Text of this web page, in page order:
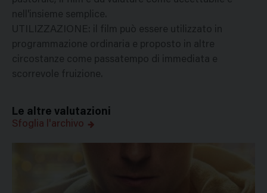
nell'insieme semplice.
UTILIZZAZIONE: il film può essere utilizzato in
programmazione ordinaria e proposto in altre
circostanze come passatempo di immediata e
scorrevole fruizione.
Le altre valutazioni
Sfoglia l'archivo